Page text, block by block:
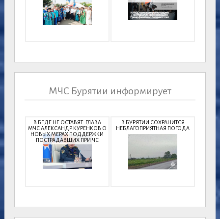
МЧС Бурятии информирует
В БЕДЕ НЕ ОСТАВЯТ: ГЛАВА
МЧС АЛЕКСАНДР КУРЕНКОВ О
НОВЫХ МЕРАХ ПОДДЕРЖКИ
ПОСТРАДАВШИХ ПРИ ЧС
В БУРЯТИИ СОХРАНИТСЯ
НЕБЛАГОПРИЯТНАЯ ПОГОДА